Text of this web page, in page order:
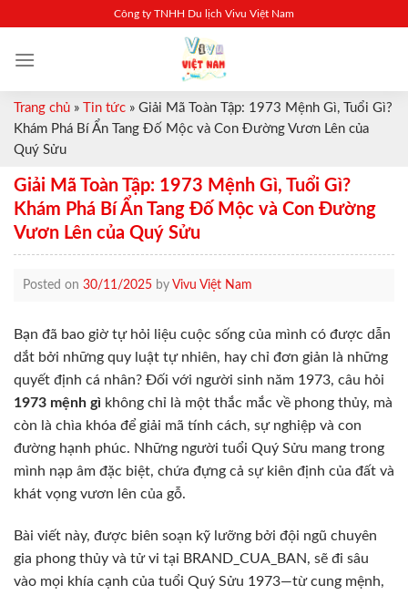
content
Công ty TNHH Du lịch Vivu Việt Nam
Trang chủ » Tin tức » Giải Mã Toàn Tập: 1973 Mệnh Gì, Tuổi Gì?
Khám Phá Bí Ẩn Tang Đố Mộc và Con Đường Vươn Lên của
Quý Sửu
Giải Mã Toàn Tập: 1973 Mệnh Gì, Tuổi Gì?
Khám Phá Bí Ẩn Tang Đố Mộc và Con Đường
Vươn Lên của Quý Sửu
Posted on 30/11/2025 by Vivu Việt Nam
Bạn đã bao giờ tự hỏi liệu cuộc sống của mình có được dẫn
dắt bởi những quy luật tự nhiên, hay chỉ đơn giản là những
quyết định cá nhân? Đối với người sinh năm 1973, câu hỏi
1973 mệnh gì không chỉ là một thắc mắc về phong thủy, mà
còn là chìa khóa để giải mã tính cách, sự nghiệp và con
đường hạnh phúc. Những người tuổi Quý Sửu mang trong
mình nạp âm đặc biệt, chứa đựng cả sự kiên định của đất và
khát vọng vươn lên của gỗ.
Bài viết này, được biên soạn kỹ lưỡng bởi đội ngũ chuyên
gia phong thủy và tử vi tại BRAND_CUA_BAN, sẽ đi sâu
vào mọi khía cạnh của tuổi Quý Sửu 1973—từ cung mệnh,